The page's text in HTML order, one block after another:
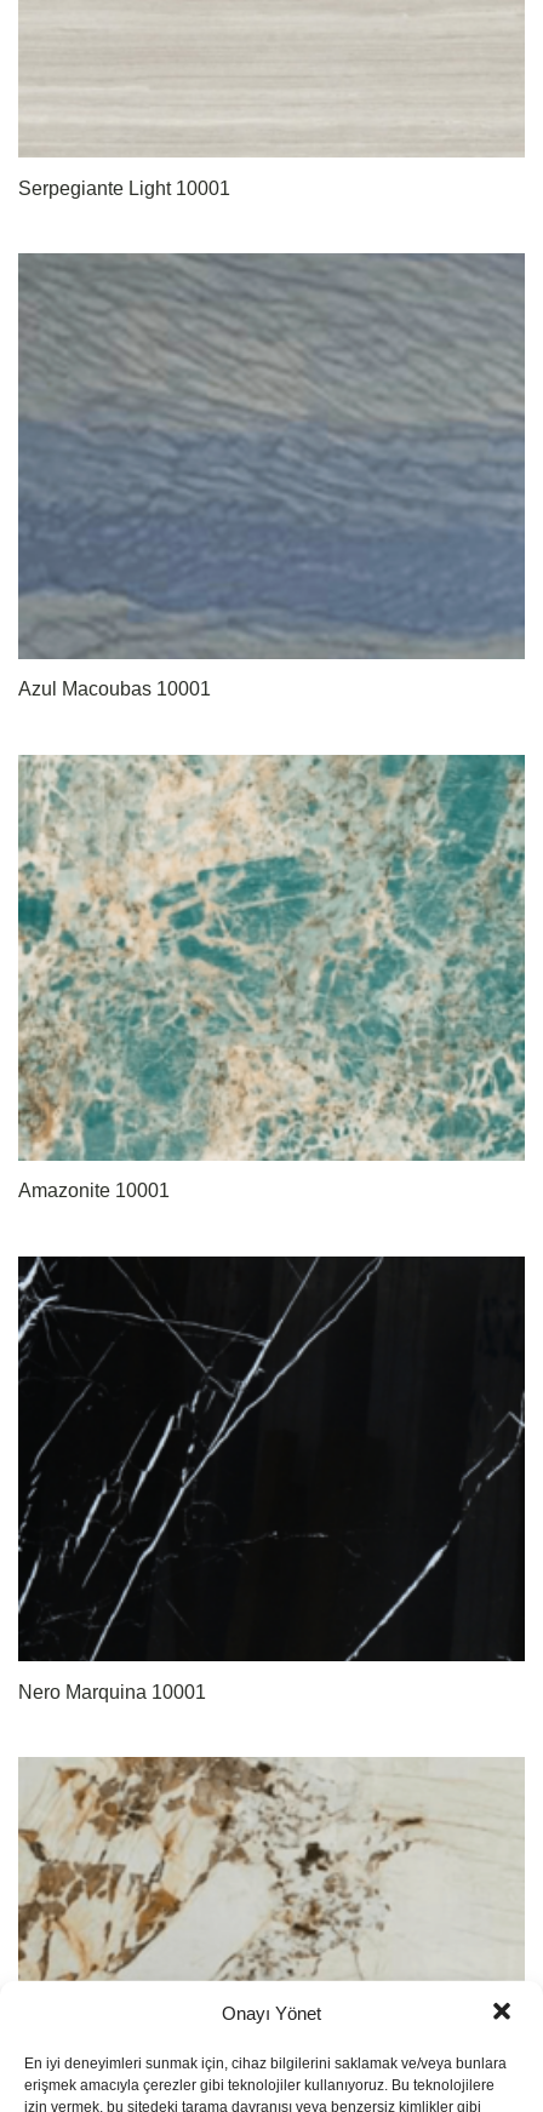
Onayı Yönet
En iyi deneyimleri sunmak için, cihaz bilgilerini saklamak ve/veya bunlara
erişmek amacıyla çerezler gibi teknolojiler kullanıyoruz. Bu teknolojilere
izin vermek, bu sitedeki tarama davranışı veya benzersiz kimlikler gibi
Serpegiante Light 10001
Azul Macoubas 10001
Amazonite 10001
Nero Marquina 10001